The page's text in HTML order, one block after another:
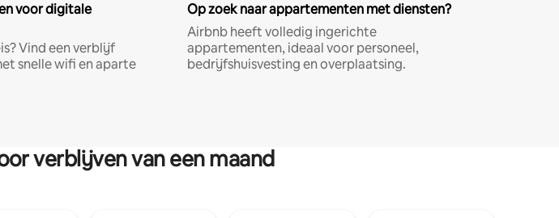
voor digitale
Vind een verblijf
snelle wifi en aparte
Op zoek naar appartementen met diensten?
Airbnb heeft volledig ingerichte
appartementen, ideaal voor personeel,
bedrijfshuisvesting en overplaatsing.
verblijven van een maand